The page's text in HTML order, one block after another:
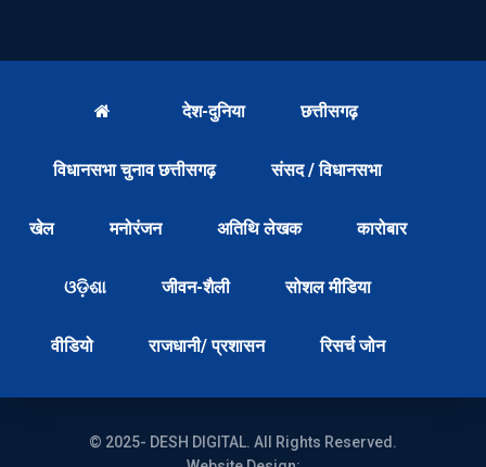
देश-दुनिया छत्तीसगढ़
विधानसभा चुनाव छत्तीसगढ़ संसद / विधानसभा
खेल मनोरंजन अतिथि लेखक कारोबार
ଓଡ଼ିଶା जीवन-शैली सोशल मीडिया
वीडियो राजधानी/ प्रशासन रिसर्च जोन
© 2025- DESH DIGITAL. All Rights Reserved.